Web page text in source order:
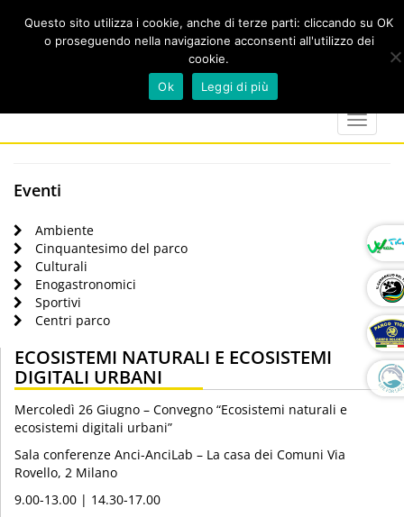
marker
calendar
Toggle
Eventi
Ambiente
Cinquantesimo del parco
Culturali
Enogastronomici
Sportivi
Centri parco
ECOSISTEMI NATURALI E ECOSISTEMI
DIGITALI URBANI
Mercoledì 26 Giugno – Convegno “Ecosistemi naturali e
ecosistemi digitali urbani”
Sala conferenze Anci-AnciLab – La casa dei Comuni Via
Rovello, 2 Milano
9.00-13.00 | 14.30-17.00
Questo sito utilizza i cookie, anche di terze parti: cliccando su OK
o proseguendo nella navigazione acconsenti all'utilizzo dei
cookie.
Ok
Leggi di più